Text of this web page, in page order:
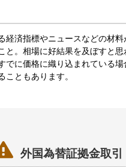
経済指標やニュースなどの材料
と。相場に好結果を及ぼすと思
でに価格に織り込まれている場
ともあります。
外国為替証拠金取